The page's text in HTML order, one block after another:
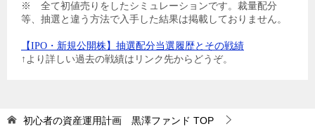
※ 全て初値売りをしたシミュレーションです。裁量配分
等、抽選と違う方法で入手した結果は掲載しておりません。
【IPO・新規公開株】抽選配分当選履歴とその戦績
↑より詳しい過去の戦績はリンク先からどうぞ。
初心者の資産運用計画 黒澤ファンド TOP